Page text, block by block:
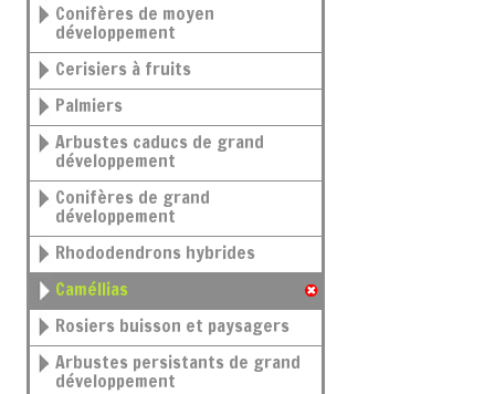
Conifères de moyen
développement
Cerisiers à fruits
Palmiers
Arbustes caducs de grand
développement
Conifères de grand
développement
Rhododendrons hybrides
Caméllias
Rosiers buisson et paysagers
Arbustes persistants de grand
développement